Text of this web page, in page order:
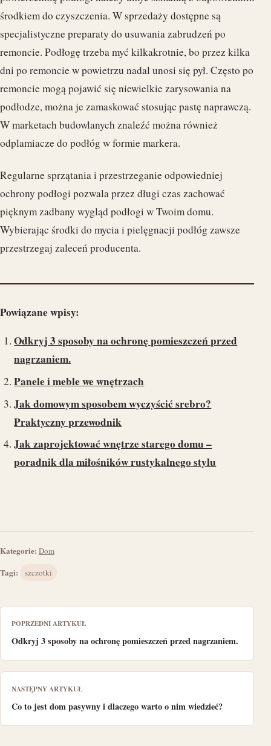
środkiem do czyszczenia. W sprzedaży dostępne są
specjalistyczne preparaty do usuwania zabrudzeń po
remoncie. Podłogę trzeba myć kilkakrotnie, bo przez kilka
dni po remoncie w powietrzu nadal unosi się pył. Często po
remoncie mogą pojawić się niewielkie zarysowania na
podłodze, można je zamaskować stosując pastę naprawczą.
W marketach budowlanych znaleźć można również
odplamiacze do podłóg w formie markera.
Regularne sprzątania i przestrzeganie odpowiedniej
ochrony podłogi pozwala przez długi czas zachować
pięknym zadbany wygląd podłogi w Twoim domu.
Wybierając środki do mycia i pielęgnacji podłóg zawsze
przestrzegaj zaleceń producenta.
Powiązane wpisy:
Odkryj 3 sposoby na ochronę pomieszczeń przed
nagrzaniem.
Panele i meble we wnętrzach
Jak domowym sposobem wyczyścić srebro?
Praktyczny przewodnik
Jak zaprojektować wnętrze starego domu –
poradnik dla miłośników rustykalnego stylu
Kategorie: Dom
Tagi: szczotki
POPRZEDNI ARTYKUŁ
Odkryj 3 sposoby na ochronę pomieszczeń przed nagrzaniem.
NASTĘPNY ARTYKUŁ
Co to jest dom pasywny i dlaczego warto o nim wiedzieć?